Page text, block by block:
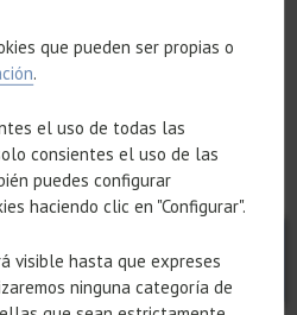
disfrutar de una experiencia
a la par, Sensa Pressa muy
de los del Grupo
del barrio de Sant Gervasi
que pueden ser propias o
.
el uso de todas las
consientes el uso de las
puedes configurar
haciendo clic en "Configurar".
visible hasta que expreses
ninguna categoría de